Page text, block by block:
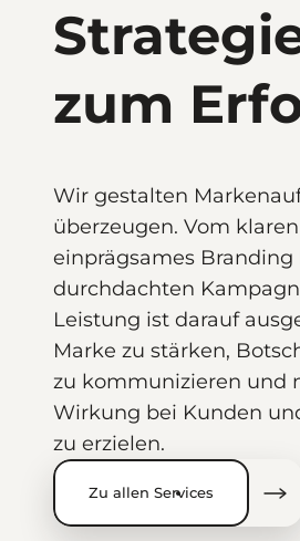
zum
Wir gestalten
überzeugen. Vom
einprägsames Branding
durchdachten
Leistung ist darauf
Marke zu stärken,
zu kommunizieren und
Wirkung bei Kunden
zu erzielen.
Zu allen Services